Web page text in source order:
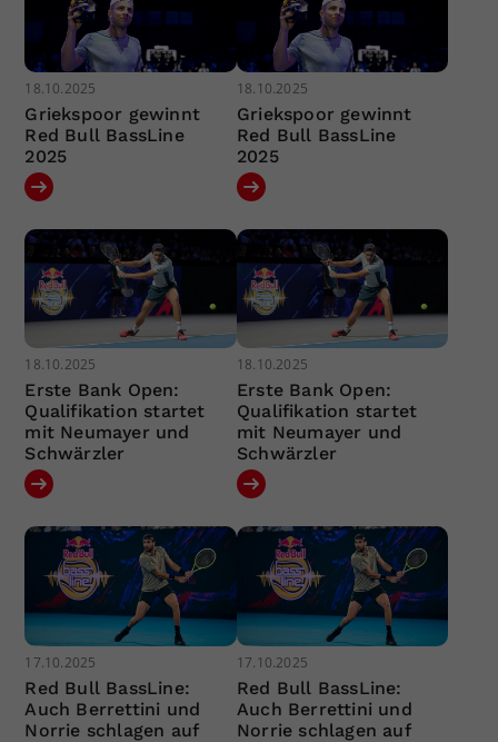
18.10.2025
Griekspoor gewinnt
Red Bull BassLine
2025
18.10.2025
Griekspoor gewinnt
Red Bull BassLine
2025
18.10.2025
Erste Bank Open:
Qualifikation startet
mit Neumayer und
Schwärzler
18.10.2025
Erste Bank Open:
Qualifikation startet
mit Neumayer und
Schwärzler
17.10.2025
Red Bull BassLine:
Auch Berrettini und
Norrie schlagen auf
17.10.2025
Red Bull BassLine:
Auch Berrettini und
Norrie schlagen auf